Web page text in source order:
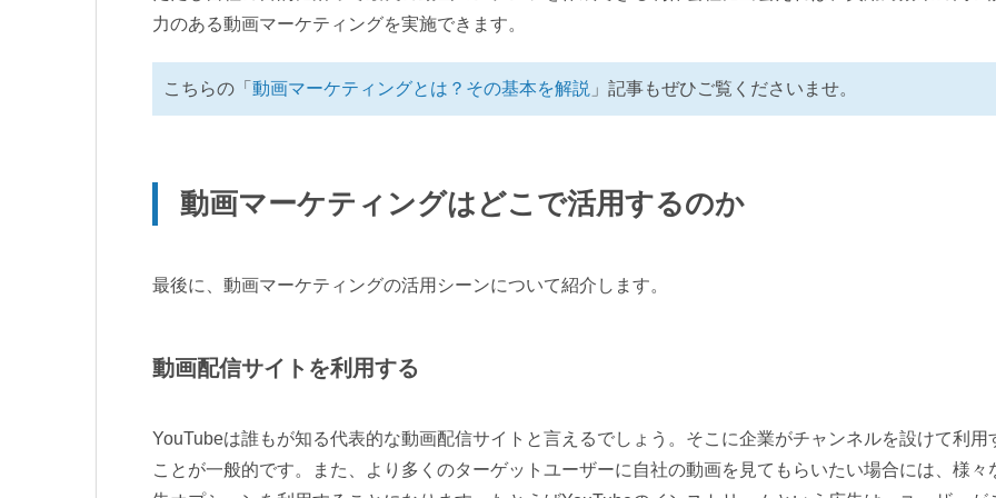
力のある動画マーケティングを実施できます。
こちらの「 動画マーケティングとは？その基本を解説 」記事もぜひご覧くださいませ。
動画マーケティングはどこで活用するのか
最後に、動画マーケティングの活用シーンについて紹介します。
動画配信サイトを利用する
YouTubeは誰もが知る代表的な動画配信サイトと言えるでしょう。そこに企業がチャンネルを設けて利用
ことが一般的です。また、より多くのターゲットユーザーに自社の動画を見てもらいたい場合には、様々